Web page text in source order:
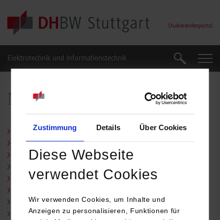
Zustimmung Details Über Cookies
Diese Webseite
verwendet Cookies
Wir verwenden Cookies, um Inhalte und
Anzeigen zu personalisieren, Funktionen für
Skip to main content
Studierendenportal
Elektrotechnik und Informationstechnik Suche
Nützliche Links
A-Z Verzeichnis
Beratungsnetzwerk
Studienberatung
Studierendenwerk Stuttgart
Sozialberatung des Studierendenwerks
UNI-TIPP